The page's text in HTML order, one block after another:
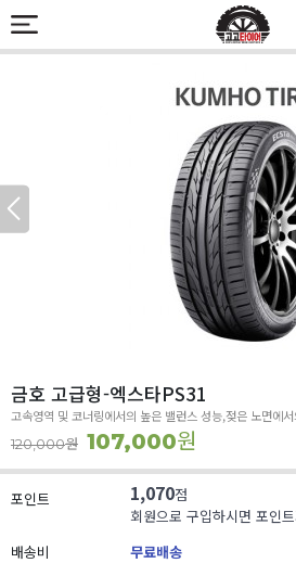
금호 고급형-엑스타PS31
고속영역 및 코너링에서의 높은 밸런스 성능,젖은 노면에
120,000원 107,000원
포인트 1,070점
회원으로 구입하시면 포인
배송비
무료배송